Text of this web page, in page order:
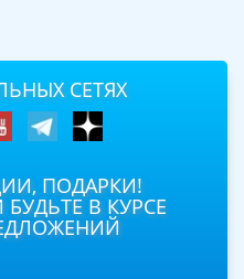
СЕТЯХ
ПОДАРКИ!
В КУРСЕ